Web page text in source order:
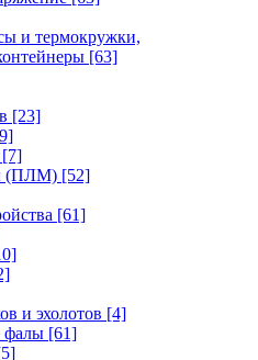
и термокружки,
[63]
[23]
[7]
(ПЛМ) [52]
[61]
и эхолотов [4]
фалы [61]